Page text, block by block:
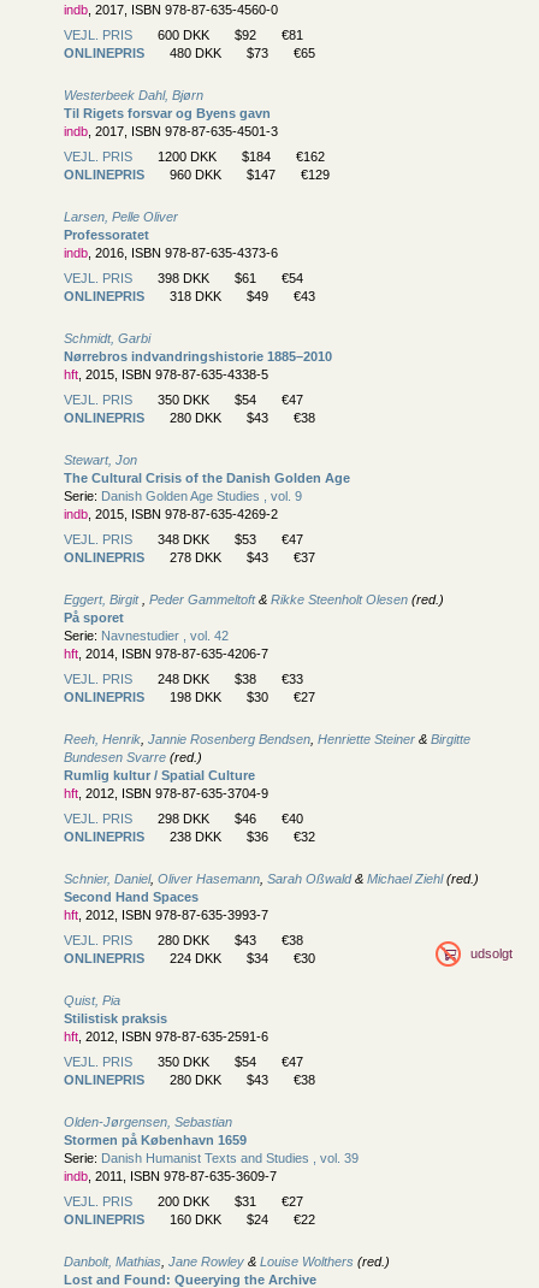
indb , 2017, ISBN 978-87-635-4560-0
VEJL. PRIS
600 DKK $92
€81
ONLINEPRIS
480 DKK $73 €65
Westerbeek Dahl, Bjørn
Til Rigets forsvar og Byens gavn
indb , 2017, ISBN 978-87-635-4501-3
VEJL. PRIS
1200 DKK $184
€162
ONLINEPRIS
960 DKK $147 €129
Larsen, Pelle Oliver
Professoratet
indb , 2016, ISBN 978-87-635-4373-6
VEJL. PRIS
398 DKK $61
€54
ONLINEPRIS
318 DKK $49 €43
Schmidt, Garbi
Nørrebros indvandringshistorie 1885–2010
hft , 2015, ISBN 978-87-635-4338-5
VEJL. PRIS
350 DKK $54
€47
ONLINEPRIS
280 DKK $43 €38
Stewart, Jon
The Cultural Crisis of the Danish Golden Age
Serie: Danish Golden Age Studies , vol. 9
indb , 2015, ISBN 978-87-635-4269-2
VEJL. PRIS
348 DKK $53
€47
ONLINEPRIS
278 DKK $43 €37
Eggert, Birgit Peder Gammeltoft& Rikke Steenholt Olesen (red.)
På sporet
Serie: Navnestudier , vol. 42
hft , 2014, ISBN 978-87-635-4206-7
VEJL. PRIS
248 DKK $38
€33
ONLINEPRIS
198 DKK $30 €27
Reeh, Henrik Jannie Rosenberg Bendsen Henriette Steiner & Birgitte
Bundesen Svarre (red.)
Rumlig kultur / Spatial Culture
hft , 2012, ISBN 978-87-635-3704-9
VEJL. PRIS
298 DKK $46
€40
ONLINEPRIS
238 DKK $36 €32
Schnier, Daniel, Oliver Hasemann Sarah Oßwald& Michael Ziehl(red.)
Second Hand Spaces
hft , 2012, ISBN 978-87-635-3993-7
VEJL. PRIS
280 DKK $43
€38
ONLINEPRIS
224 DKK $34 €30 udsolgt
Quist, Pia
Stilistisk praksis
hft , 2012, ISBN 978-87-635-2591-6
VEJL. PRIS
350 DKK $54
€47
ONLINEPRIS
280 DKK $43 €38
Olden-Jørgensen, Sebastian
Stormen på København 1659
Serie: Danish Humanist Texts and Studies , vol. 39
indb , 2011, ISBN 978-87-635-3609-7
VEJL. PRIS
200 DKK $31
€27
ONLINEPRIS
160 DKK $24 €22
Danbolt, Mathias Jane Rowley & Louise Wolthers (red.)
Lost and Found: Queerying the Archive